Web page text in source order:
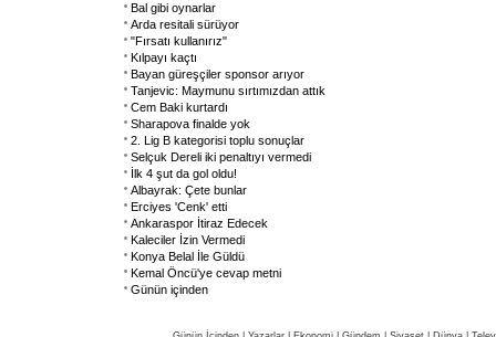
Bal gibi oynarlar
Arda resitali sürüyor
"Fırsatı kullanırız"
Kılpayı kaçtı
Bayan güreşçiler sponsor arıyor
Tanjevic: Maymunu sırtımızdan attık
Cem Baki kurtardı
Sharapova finalde yok
2. Lig B kategorisi toplu sonuçlar
Selçuk Dereli iki penaltıyı vermedi
İlk 4 şut da gol oldu!
Albayrak: Çete bunlar
Erciyes 'Cenk' etti
Ankaraspor İtiraz Edecek
Kaleciler İzin Vermedi
Konya Belal İle Güldü
Kemal Öncü'ye cevap metni
Günün içinden